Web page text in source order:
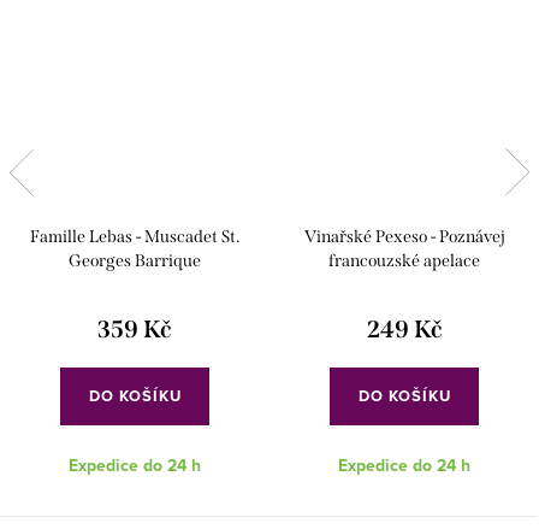
Famille Lebas - Muscadet St.
Georges Barrique
359 Kč
DO KOŠÍKU
Expedice do 24 h
Vinařské Pexeso - Poznávej
francouzské apelace
249 Kč
DO KOŠÍKU
Expedice do 24 h